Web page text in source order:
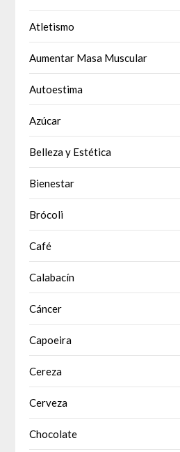
Atletismo
Aumentar Masa Muscular
Autoestima
Azúcar
Belleza y Estética
Bienestar
Brócoli
Café
Calabacín
Cáncer
Capoeira
Cereza
Cerveza
Chocolate